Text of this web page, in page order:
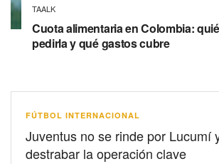
TAALK
Cuota alimentaria en Colombia:
pedirla y qué gastos cubre
FÚTBOL INTERNACIONAL
Juventus no se rinde por Lucumí
destrabar la operación clave